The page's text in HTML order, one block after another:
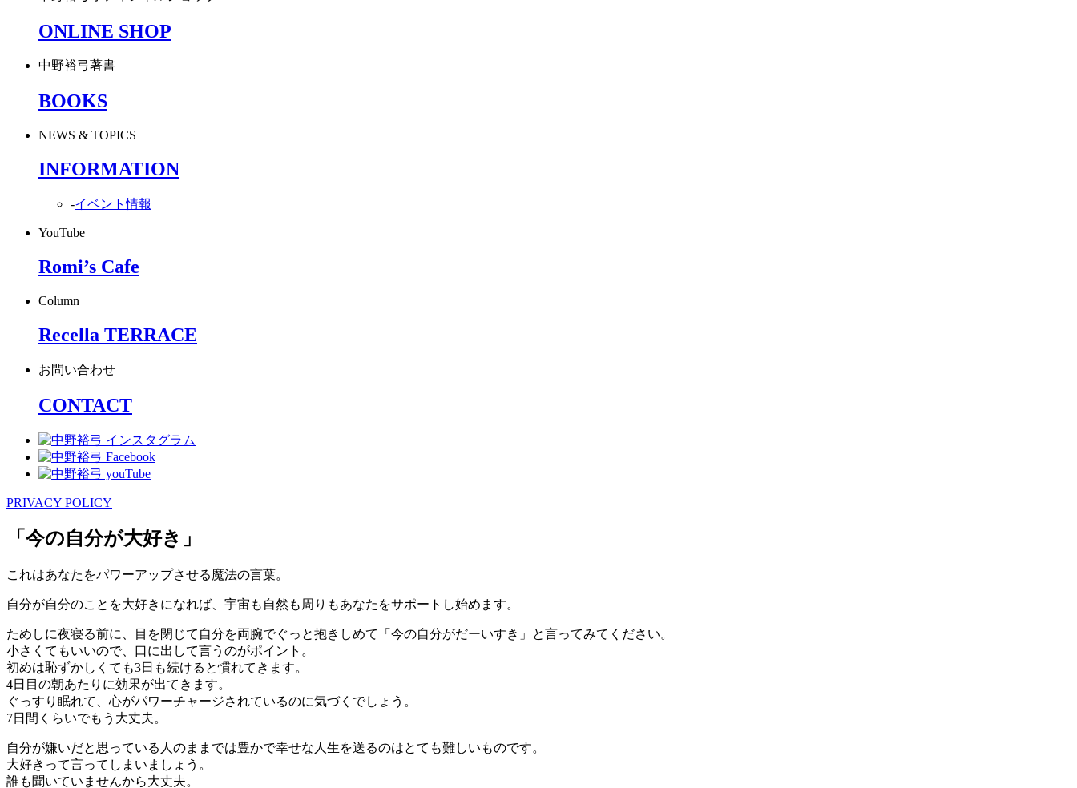
ONLINE SHOP
中野裕弓著書
BOOKS
NEWS & TOPICS
INFORMATION
-イベント情報
YouTube
Romi’s Cafe
Column
Recella TERRACE
お問い合わせ
CONTACT
PRIVACY POLICY
「今の自分が大好き」
これはあなたをパワーアップさせる魔法の言葉。
自分が自分のことを大好きになれば、宇宙も自然も周りもあなたをサポートし始めます。
ためしに夜寝る前に、目を閉じて自分を両腕でぐっと抱きしめて「今の自分がだーいすき」と言ってみてください。
小さくてもいいので、口に出して言うのがポイント。
初めは恥ずかしくても3日も続けると慣れてきます。
4日目の朝あたりに効果が出てきます。
ぐっすり眠れて、心がパワーチャージされているのに気づくでしょう。
7日間くらいでもう大丈夫。
自分が嫌いだと思っている人のままでは豊かで幸せな人生を送るのはとても難しいものです。
大好きって言ってしまいましょう。
誰も聞いていませんから大丈夫。